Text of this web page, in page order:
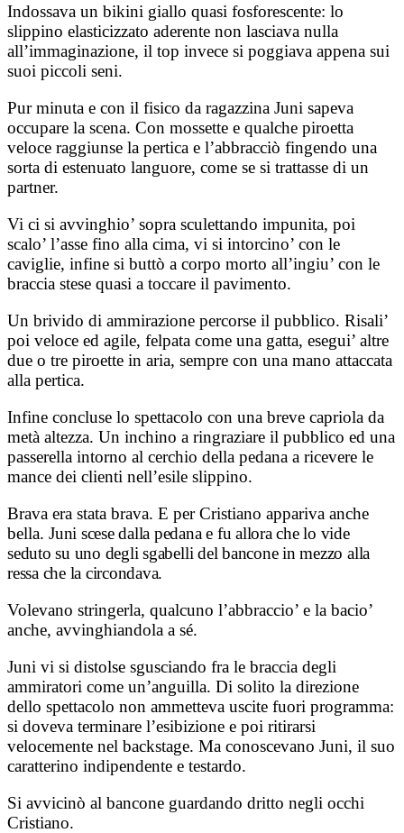
Indossava un bikini giallo quasi fosforescente: lo
slippino elasticizzato aderente non lasciava nulla
all’immaginazione, il top invece si poggiava appena sui
suoi piccoli seni.
Pur minuta e con il fisico da ragazzina Juni sapeva
occupare la scena. Con mossette e qualche piroetta
veloce raggiunse la pertica e l’abbracciò fingendo una
sorta di estenuato languore, come se si trattasse di un
partner.
Vi ci si avvinghio’ sopra sculettando impunita, poi
scalo’ l’asse fino alla cima, vi si intorcino’ con le
caviglie, infine si buttò a corpo morto all’ingiu’ con le
braccia stese quasi a toccare il pavimento.
Un brivido di ammirazione percorse il pubblico. Risali’
poi veloce ed agile, felpata come una gatta, esegui’ altre
due o tre piroette in aria, sempre con una mano attaccata
alla pertica.
Infine concluse lo spettacolo con una breve capriola da
metà altezza. Un inchino a ringraziare il pubblico ed una
passerella intorno al cerchio della pedana a ricevere le
mance dei clienti nell’esile slippino.
Brava era stata brava. E per Cristiano appariva anche
bella. Juni scese dalla pedana e fu allora che lo vide
seduto su uno degli sgabelli del bancone in mezzo alla
ressa che la circondava.
Volevano stringerla, qualcuno l’abbraccio’ e la bacio’
anche, avvinghiandola a sé.
Juni vi si distolse sgusciando fra le braccia degli
ammiratori come un’anguilla. Di solito la direzione
dello spettacolo non ammetteva uscite fuori programma:
si doveva terminare l’esibizione e poi ritirarsi
velocemente nel backstage. Ma conoscevano Juni, il suo
caratterino indipendente e testardo.
Si avvicinò al bancone guardando dritto negli occhi
Cristiano.